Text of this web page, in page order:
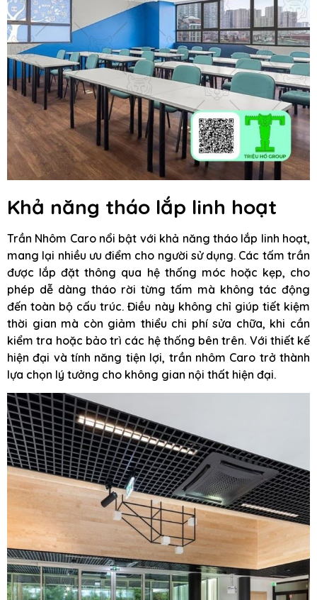
Khả năng tháo lắp linh hoạt
Trần Nhôm Caro nổi bật với khả năng tháo lắp linh hoạt,
mang lại nhiều ưu điểm cho người sử dụng. Các tấm trần
được lắp đặt thông qua hệ thống móc hoặc kẹp, cho
phép dễ dàng tháo rời từng tấm mà không tác động
đến toàn bộ cấu trúc. Điều này không chỉ giúp tiết kiệm
thời gian mà còn giảm thiểu chi phí sửa chữa, khi cần
kiểm tra hoặc bảo trì các hệ thống bên trên. Với thiết kế
hiện đại và tính năng tiện lợi, trần nhôm Caro trở thành
lựa chọn lý tưởng cho không gian nội thất hiện đại.